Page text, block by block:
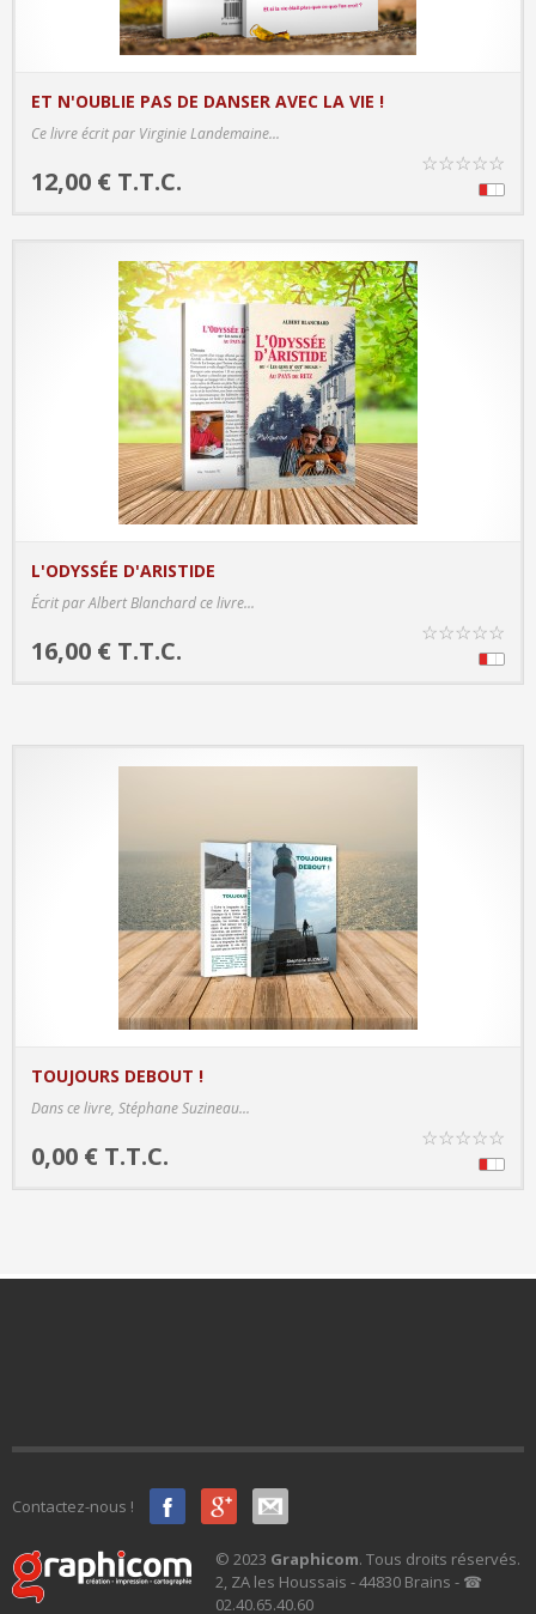
ET N'OUBLIE PAS DE DANSER AVEC LA VIE !
Ce livre écrit par Virginie Landemaine...
12,00 € T.T.C.
☆☆☆☆☆
L'ODYSSÉE D'ARISTIDE
Écrit par Albert Blanchard ce livre...
16,00 € T.T.C.
☆☆☆☆☆
TOUJOURS DEBOUT !
Dans ce livre, Stéphane Suzineau...
0,00 € T.T.C.
☆☆☆☆☆
Contactez-nous !
© 2023 Graphicom. Tous droits réservés.
2, ZA les Houssais - 44830 Brains - ☎
02.40.65.40.60